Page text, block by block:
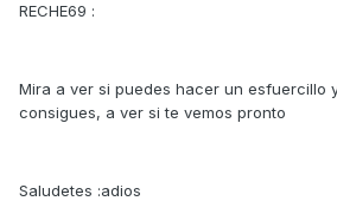
RECHE69 :
Mira a ver si puedes hacer un esfuercillo
consigues, a ver si te vemos pronto
Saludetes :adios